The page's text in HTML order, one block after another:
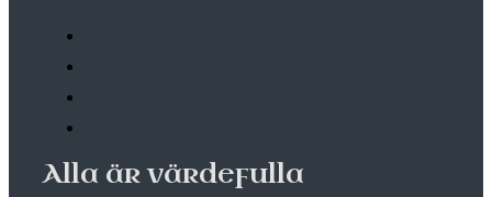
Alla är värdefulla